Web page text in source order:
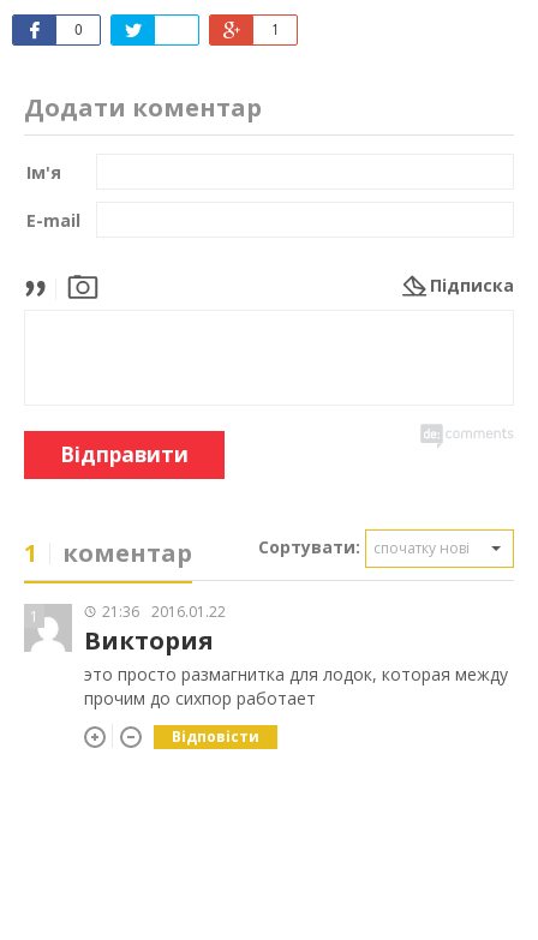
0 1
Додати коментар
Ім'я
E-mail
Підписка
Відправити
1 коментар Сортувати: спочатку нові
1 21:36 2016.01.22
Виктория
это просто размагнитка для лодок, которая между
прочим до сихпор работает
Відповісти